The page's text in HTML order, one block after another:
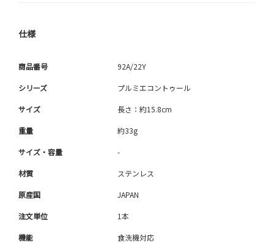
仕様
商品番号 92A/22Y
シリーズ プルミエコントゥール
サイズ 長さ：約15.8cm
重量 約33g
サイズ・容量 -
材質 ステンレス
原産国 JAPAN
注文単位 1本
機能 食洗機対応